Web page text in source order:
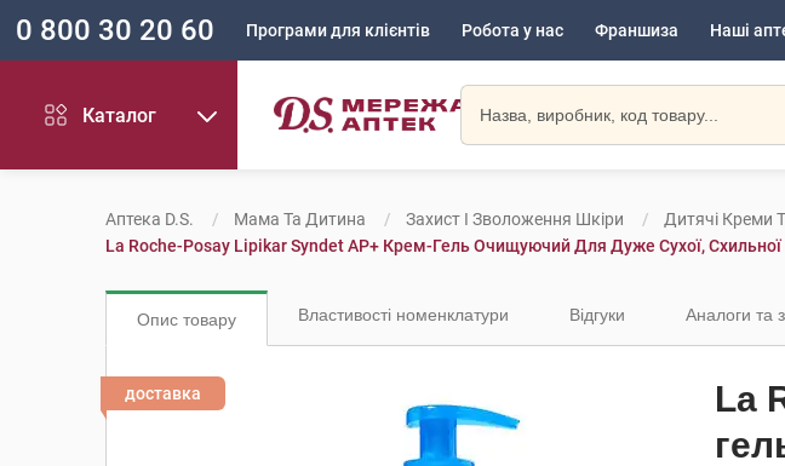
0 800 30 20 60 Програми для клієнтів Робота у нас Франшиза Наші
Каталог
Аптека D.S. Мама Та Дитина Захист І Зволоження Шкіри
Дитячі Креми
La Roche-Posay Lipikar Syndet AP+ Крем-Гель Очищуючий Для Дуже Сухої,
Опис товару Властивості номенклатури Відгуки Аналоги та
доставка
La